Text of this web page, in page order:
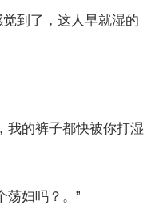
到了，这人早就湿的
我的裤子都快被你打湿
荡妇吗？。”